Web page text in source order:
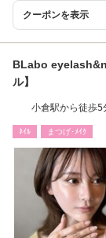
クーポンを表示
BLabo
ル】
小倉駅から徒歩5
ﾈｲﾙ まつげ･ﾒｲｸ